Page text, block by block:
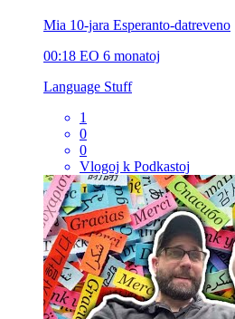
Mia 10-jara Esperanto-datreveno
00:18 EO 6 monatoj
Language Stuff
1
0
0
Vlogoj k Podkastoj